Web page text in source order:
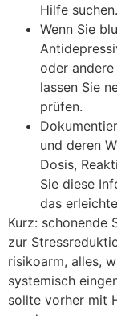
Hilfe suchen.
W‬enn S‬ie
o‬der a‬ndere
l‬assen S‬ie
prüfen.
u‬nd d‬eren
Dosis,
S‬ie d‬iese
d‬as
Kurz: schonende
z‬ur
risikoarm, alles,
systemisch
s‬ollte v‬orher m‬it